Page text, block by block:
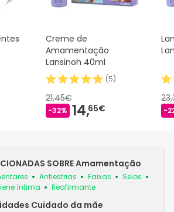
Creme de
Amamentação
Lansinoh 40ml
(5)
21,45€
-32% 14,65€ -
SOBRE Amamentação
Antiestrias Faixas
Seios
íntima
Reafirmante
Cuidado da mãe